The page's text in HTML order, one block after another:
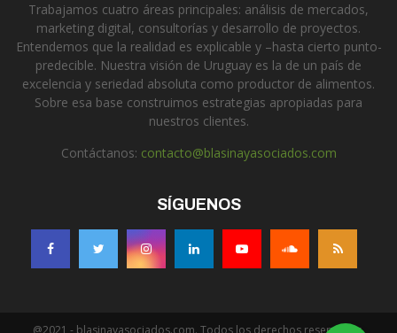
Trabajamos cuatro áreas principales: análisis de mercados,
marketing digital, consultorías y desarrollo de proyectos.
Entendemos que la realidad es explicable y –hasta cierto punto-
predecible. Nuestra visión de Uruguay es la de un país de
excelencia y seriedad absoluta como productor de alimentos.
Sobre esa base construimos estrategias apropiadas para
nuestros clientes.
Contáctanos: contacto@blasinayasociados.com
SÍGUENOS